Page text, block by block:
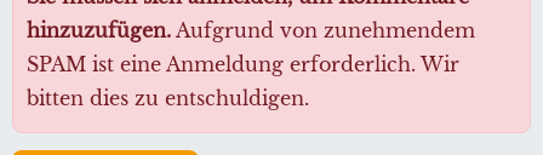
hinzuzufügen. Aufgrund von zunehmendem
SPAM ist eine Anmeldung erforderlich. Wir
bitten dies zu entschuldigen.